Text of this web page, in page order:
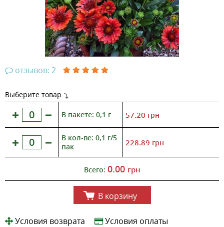
отзывов: 2
Выберите товар
В пакете: 0,1 г 57.20 грн
В кол-ве: 0,1 г/5
пак
228.89 грн
Всего: 0.00 грн
В корзину
Условия возврата Условия оплаты